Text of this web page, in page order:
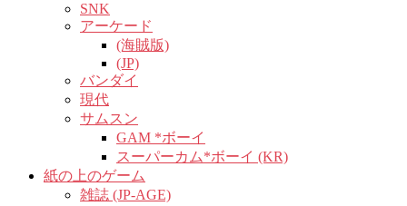
SNK
アーケード
(海賊版)
(JP)
バンダイ
現代
サムスン
GAM *ボーイ
スーパーカム*ボーイ (KR)
紙の上のゲーム
雑誌 (JP-AGE)